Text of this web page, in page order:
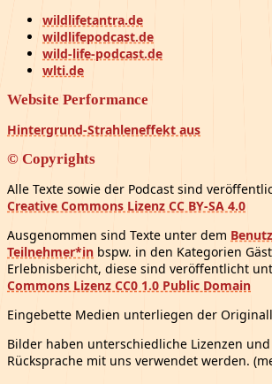
wildlifetantra.de
wildlifepodcast.de
wild-life-podcast.de
wlti.de
Website Performance
Hintergrund-Strahleneffekt aus
© Copyrights
Alle Texte sowie der Podcast sind
Creative Commons Lizenz CC BY-SA 4.0
Ausgenommen sind Texte unter dem
Teilnehmer*in bspw. in den Kategorien
Erlebnisbericht, diese sind veröffentlicht
Commons Lizenz CC0 1.0 Public Domain
Eingebette Medien unterliegen der
Bilder haben unterschiedliche Lizenzen
Rücksprache mit uns verwendet werden.